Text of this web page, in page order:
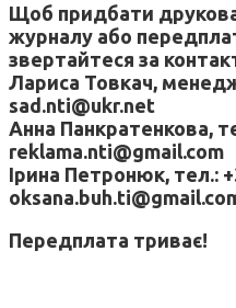
Щоб придбати
журналу або
звертайтеся за
Лариса Товкач,
sad.nti@ukr.net
Анна Панкратенкова,
reklama.nti@gmail.com
Ірина Петронюк, тел.:
Передплата триває!